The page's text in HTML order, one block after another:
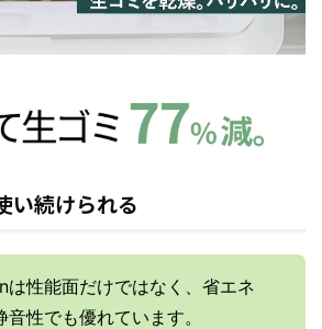
い続けられる
は性能面だけではなく、省エネ
音性でも優れています。